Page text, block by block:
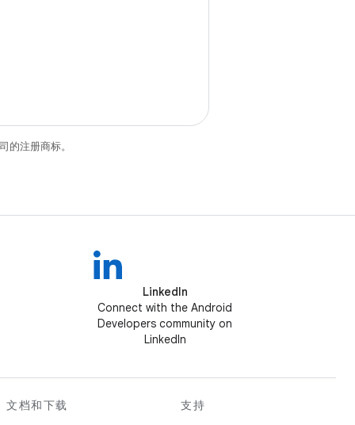
的注册商标。
LinkedIn
Connect with the Android
Developers community on
LinkedIn
文档和下载 支持